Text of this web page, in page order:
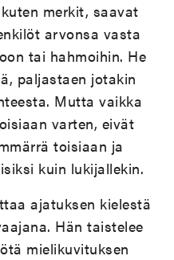
merkit, saavat
arvonsa vasta
tai hahmoihin. He
paljastaen jotakin
Mutta vaikka
varten, eivät
toisiaan ja
kuin lukijallekin.
ajatuksen kielestä
Hän taistelee
mielikuvituksen